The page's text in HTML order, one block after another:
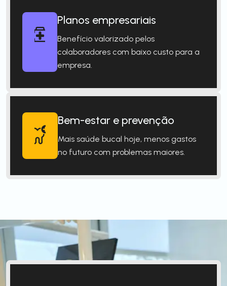
Planos empresariais
Benefício valorizado pelos
colaboradores com baixo custo para a
empresa.
Bem-estar e prevenção
Mais saúde bucal hoje, menos gastos
no futuro com problemas maiores.